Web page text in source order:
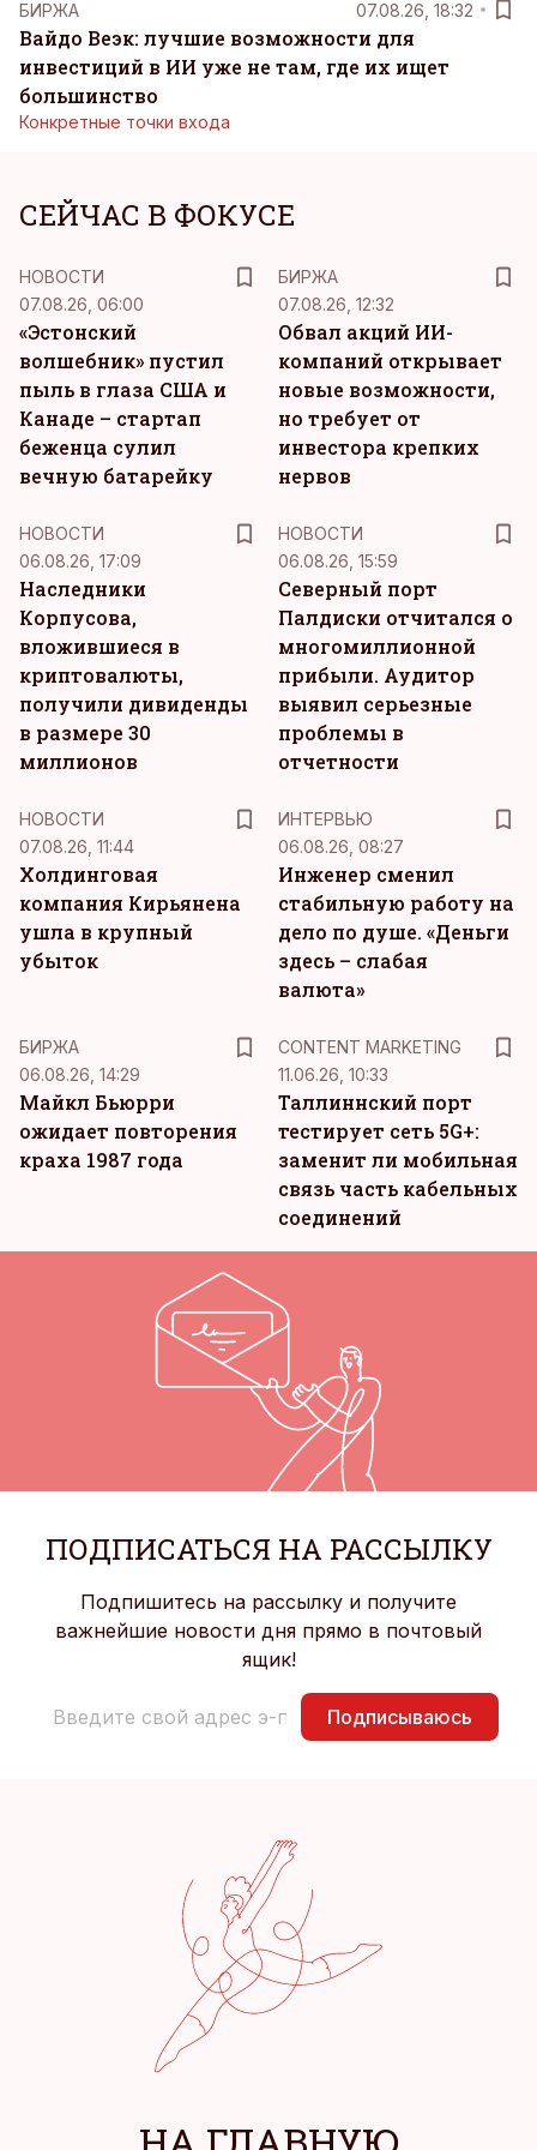
БИРЖА 07.08.26, 18:32
Вайдо Веэк: лучшие возможности для
инвестиций в ИИ уже не там, где их ищет
большинство
Конкретные точки входа
СЕЙЧАС В ФОКУСЕ
НОВОСТИ
07.08.26, 06:00
«Эстонский
волшебник» пустил
пыль в глаза США и
Канаде – стартап
беженца сулил
вечную батарейку
БИРЖА
07.08.26, 12:32
Обвал акций ИИ-
компаний открывает
новые возможности,
но требует от
инвестора крепких
нервов
НОВОСТИ
06.08.26, 17:09
Наследники
Корпусова,
вложившиеся в
криптовалюты,
получили дивиденды
в размере 30
миллионов
НОВОСТИ
06.08.26, 15:59
Северный порт
Палдиски отчитался о
многомиллионной
прибыли. Аудитор
выявил серьезные
проблемы в
отчетности
НОВОСТИ
07.08.26, 11:44
Холдинговая
компания Кирьянена
ушла в крупный
убыток
ИНТЕРВЬЮ
06.08.26, 08:27
Инженер сменил
стабильную работу на
дело по душе. «Деньги
здесь – слабая
валюта»
БИРЖА
06.08.26, 14:29
Майкл Бьюрри
ожидает повторения
краха 1987 года
CONTENT MARKETING
11.06.26, 10:33
Таллиннский порт
тестирует сеть 5G+:
заменит ли мобильная
связь часть кабельных
соединений
ПОДПИСАТЬСЯ НА РАССЫЛКУ
Подпишитесь на рассылку и получите
важнейшие новости дня прямо в почтовый
ящик!
Подписываюсь